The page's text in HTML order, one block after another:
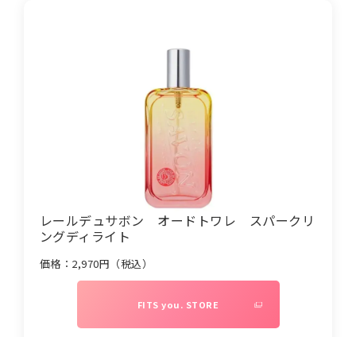
レールデュサボン オードトワレ スパークリ
ングディライト
価格： 2,970円（税込）
FITS you. STORE